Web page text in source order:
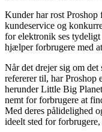
Kunder har rost Proshop
kundeservice og
for elektronik ses
hjælper forbrugere med
Når det drejer sig om det
refererer til, har Proshop
herunder Little Big
nemt for forbrugere at
Med deres pålidelighed
ideelt sted for